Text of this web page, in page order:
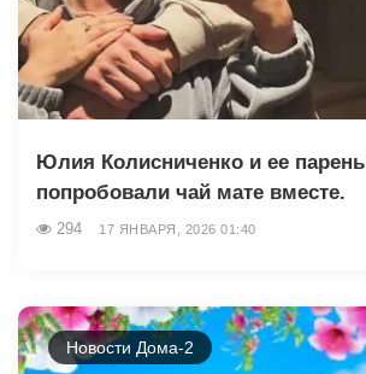
Юлия Колисниченко и ее парень
попробовали чай мате вместе.
294 17 ЯНВАРЯ, 2026 01:40
Новости Дома-2